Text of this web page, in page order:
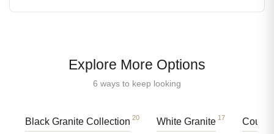
Explore More Options
6 ways to keep looking
Black Granite Collection 20 White Granite 17